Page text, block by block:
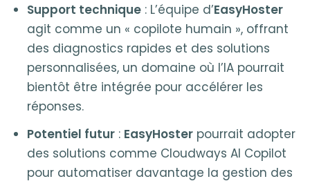
Support technique : L’équipe d’EasyHoster
agit comme un « copilote humain », offrant
des diagnostics rapides et des solutions
personnalisées, un domaine où l’IA pourrait
bientôt être intégrée pour accélérer les
réponses.
Potentiel futur : EasyHoster pourrait adopter
des solutions comme Cloudways AI Copilot
pour automatiser davantage la gestion des